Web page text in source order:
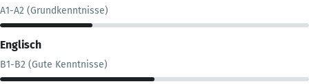
A1-A2 (Grundkenntnisse)
Englisch
B1-B2 (Gute Kenntnisse)